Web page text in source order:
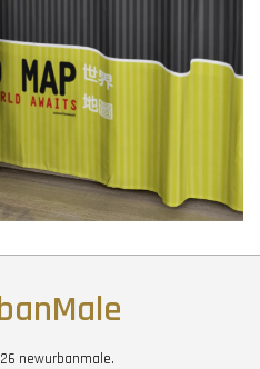
newurbanmale.